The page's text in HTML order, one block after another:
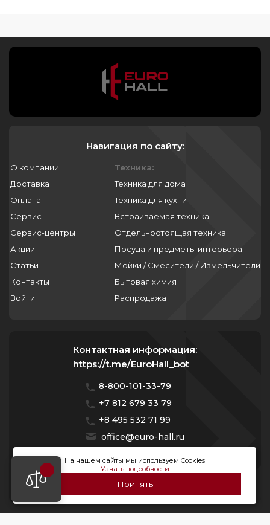
Навигация по сайту:
О компании
Доставка
Оплата
Сервис
Сервис-центры
Акции
Статьи
Контакты
Войти
Техника:
Техника для дома
Техника для кухни
Встраиваемая техника
Отдельностоящая техника
Посуда и предметы интерьера
Мойки / Смесители / Измельчители
Бытовая химия
Распродажа
Контактная информация:
https://t.me/EuroHall_bot
8-800-101-33-79
+7 812 679 33 79
+8 495 532 71 99
office@euro-hall.ru
Санкт-Петербург, ул. Куйбышева, д. 38/40
Мы работаем с 10:00 — 20:00 без выходных
На нашем сайты мы используем Cookies
Узнать подробности
Принять